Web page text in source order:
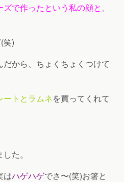
で作ったという私の顔と、
笑)
から、ちょくちょくつけて
ートとラムネを買ってくれて
た。
はハゲハゲでさ〜(笑)お箸と